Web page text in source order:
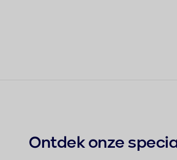
Ontdek onze